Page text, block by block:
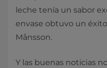
leche tenía un sabor
envase obtuvo un
Månsson.
Y las buenas noticias